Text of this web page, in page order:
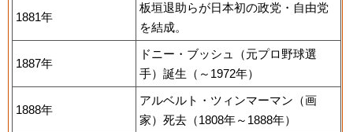
1881年
板垣退助らが日本初の政党・自由党
を結成。
1887年
ドニー・ブッシュ（元プロ野球選
手）誕生（～1972年）
1888年
アルベルト・ツィンマーマン（画
家）死去（1808年～1888年）